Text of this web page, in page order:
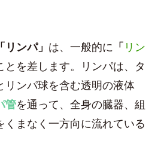
「リンパ」 は、一般的に 「 リン
とを差します。リンパは、タ
リンパ球を含む透明の液体
管を通って、全身の臓器、組
くまなく一方向に流れている